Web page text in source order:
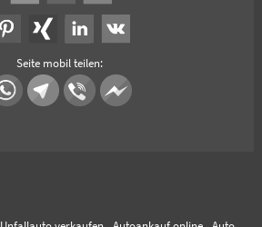
Seite mobil teilen: